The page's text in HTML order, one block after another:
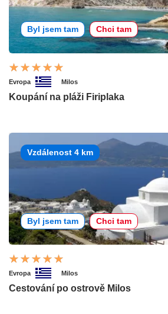
Byl jsem tam Chci tam
Evropa Milos
Koupání na pláži Firiplaka
Vzdálenost 4 km
Byl jsem tam Chci tam
Evropa Milos
Cestování po ostrově Milos